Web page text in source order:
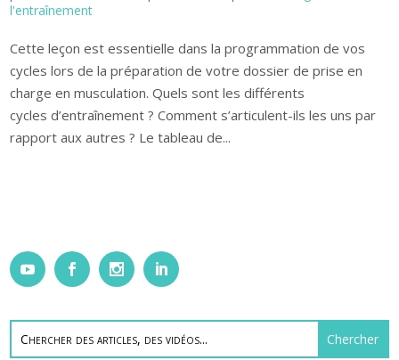
l'entraînement
Cette leçon est essentielle dans la programmation de vos
cycles lors de la préparation de votre dossier de prise en
charge en musculation. Quels sont les différents
cycles d’entraînement ? Comment s’articulent-ils les uns par
rapport aux autres ? Le tableau de...